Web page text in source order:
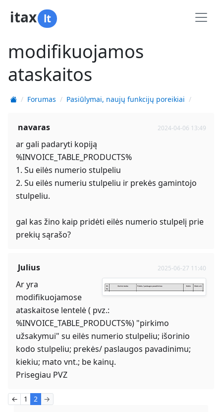
itax lt
modifikuojamos
ataskaitos
Forumas Pasiūlymai, naujų funkcijų poreikiai
navaras 2024-04-06 13:49
ar gali padaryti kopiją
%INVOICE_TABLE_PRODUCTS%
1. Su eilės numerio stulpeliu
2. Su eilės numeriu stulpeliu ir prekės gamintojo
stulpeliu.
gal kas žino kaip pridėti eilės numerio stulpelį prie
prekių sąrašo?
Julius 2025-06-27 11:40
Ar yra
modifikuojamose
ataskaitose lentelė ( pvz.:
%INVOICE_TABLE_PRODUCTS%) "pirkimo
užsakymui" su eilės numerio stulpeliu; išorinio
kodo stulpeliu; prekės/ paslaugos pavadinimu;
kiekiu; mato vnt.; be kainų.
Prisegiau PVZ
← 1 2 →